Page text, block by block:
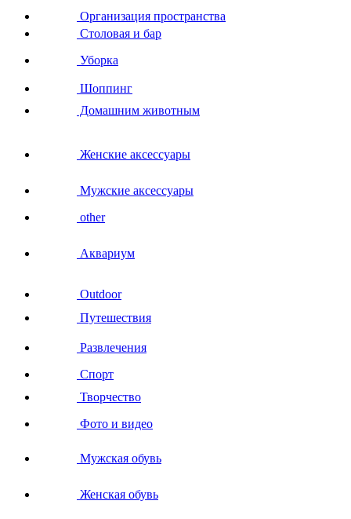
Организация пространства
Столовая и бар
Уборка
Шоппинг
Домашним животным
Женские аксессуары
Мужские аксессуары
other
Аквариум
Outdoor
Путешествия
Развлечения
Спорт
Творчество
Фото и видео
Мужская обувь
Женская обувь